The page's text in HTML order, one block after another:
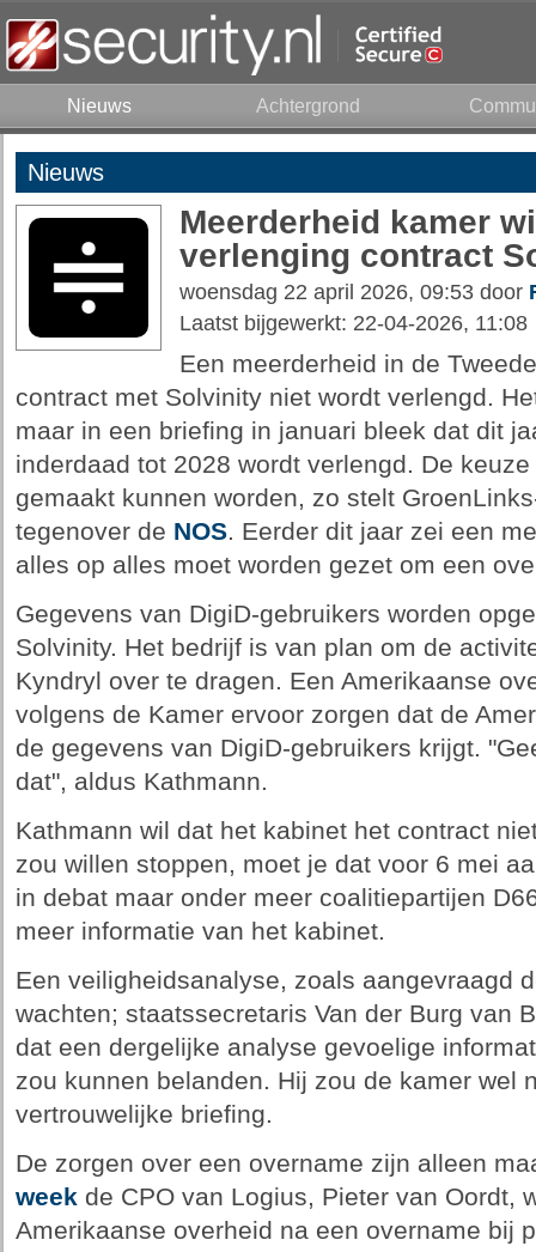
Nieuws Achtergrond
Nieuws
Meerderheid kamer
verlenging contract
woensdag 22 april 2026, 09:53 door
Laatst bijgewerkt: 22-04-2026, 11:08
Een meerderheid in de
contract met Solvinity niet wordt verlengd.
maar in een briefing in januari bleek dat dit
inderdaad tot 2028 wordt verlengd. De
gemaakt kunnen worden, zo stelt
tegenover de NOS. Eerder dit jaar zei een
alles op alles moet worden gezet om een
Gegevens van DigiD-gebruikers worden
Solvinity. Het bedrijf is van plan om de
Kyndryl over te dragen. Een Amerikaanse
volgens de Kamer ervoor zorgen dat de
de gegevens van DigiD-gebruikers krijgt.
dat", aldus Kathmann.
Kathmann wil dat het kabinet het contract
zou willen stoppen, moet je dat voor 6 mei
in debat maar onder meer coalitiepartijen
meer informatie van het kabinet.
Een veiligheidsanalyse, zoals aangevraagd
wachten; staatssecretaris Van der Burg van
dat een dergelijke analyse gevoelige
zou kunnen belanden. Hij zou de kamer wel
vertrouwelijke briefing.
De zorgen over een overname zijn alleen
weekde CPO van Logius, Pieter van Oordt,
Amerikaanse overheid na een overname bij